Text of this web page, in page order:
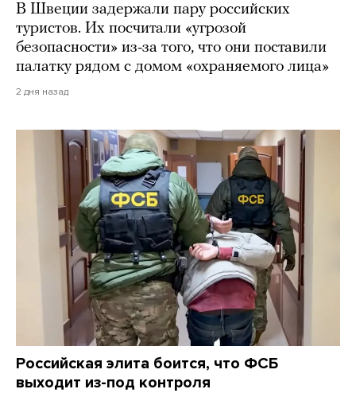
В Швеции задержали пару российских
туристов. Их посчитали «угрозой
безопасности» из-за того, что они поставили
палатку рядом с домом «охраняемого лица»
2 дня назад
Российская элита боится, что ФСБ
выходит из-под контроля